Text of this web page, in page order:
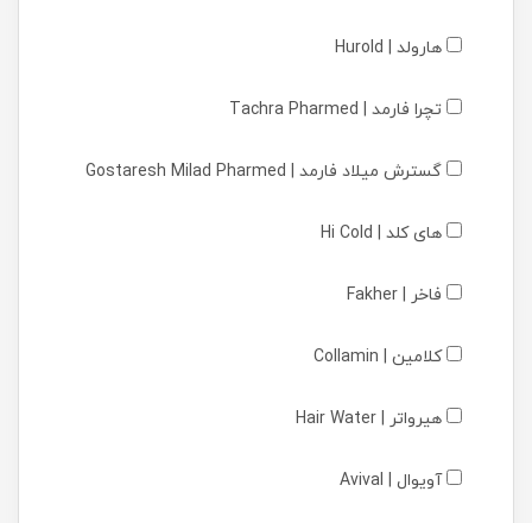
هارولد | Hurold
تچرا فارمد | Tachra Pharmed
گسترش میلاد فارمد | Gostaresh Milad Pharmed
های کلد | Hi Cold
فاخر | Fakher
کلامین | Collamin
هیرواتر | Hair Water
آویوال | Avival